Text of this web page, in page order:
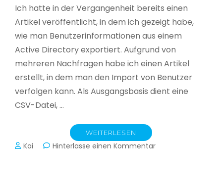
Ich hatte in der Vergangenheit bereits einen
Artikel veröffentlicht, in dem ich gezeigt habe,
wie man Benutzerinformationen aus einem
Active Directory exportiert. Aufgrund von
mehreren Nachfragen habe ich einen Artikel
erstellt, in dem man den Import von Benutzer
verfolgen kann. Als Ausgangsbasis dient eine
CSV-Datei, …
WEITERLESEN
Kai Hinterlasse einen Kommentarzu